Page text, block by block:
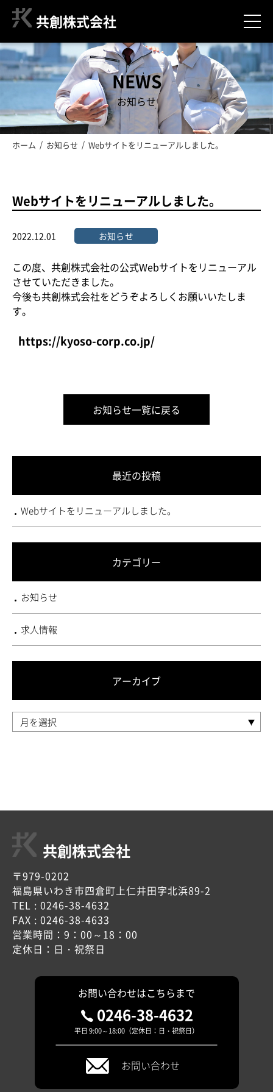
共創株式会社
NEWS
お知らせ
ホーム お知らせ Webサイトをリニューアルしました。
Webサイトをリニューアルしました。
2022.12.01 お知らせ
この度、共創株式会社の公式Webサイトをリニューアル
させていただきました。
今後も共創株式会社をどうぞよろしくお願いいたしま
す。
https://kyoso-corp.co.jp/
お知らせ一覧に戻る
最近の投稿
Webサイトをリニューアルしました。
カテゴリー
お知らせ
求人情報
アーカイブ
共創株式会社
〒979-0202
福島県いわき市四倉町上仁井田字北浜89-2
TEL : 0246-38-4632
FAX : 0246-38-4633
営業時間：9：00～18：00
定休日：日・祝祭日
お問い合わせはこちらまで
0246-38-4632
平日 9:00～18:00（定休日：日・祝祭日）
お問い合わせ